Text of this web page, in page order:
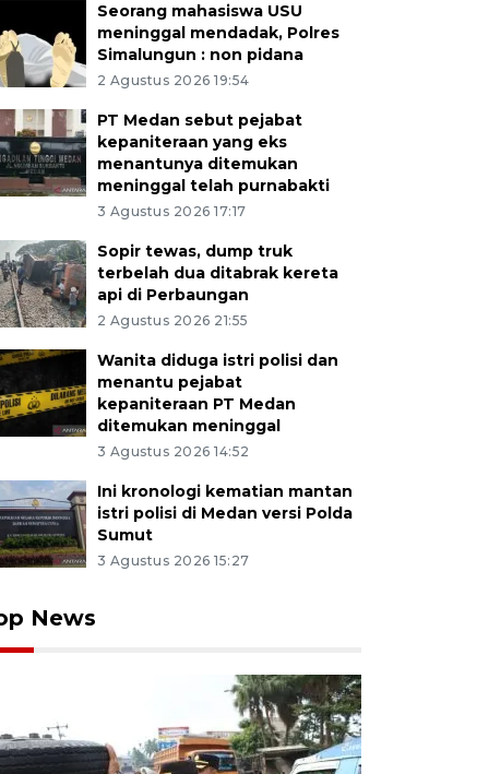
Seorang mahasiswa USU
meninggal mendadak, Polres
Simalungun : non pidana
2 Agustus 2026 19:54
PT Medan sebut pejabat
kepaniteraan yang eks
menantunya ditemukan
meninggal telah purnabakti
3 Agustus 2026 17:17
Sopir tewas, dump truk
terbelah dua ditabrak kereta
api di Perbaungan
2 Agustus 2026 21:55
Wanita diduga istri polisi dan
menantu pejabat
kepaniteraan PT Medan
ditemukan meninggal
3 Agustus 2026 14:52
Ini kronologi kematian mantan
istri polisi di Medan versi Polda
Sumut
3 Agustus 2026 15:27
News